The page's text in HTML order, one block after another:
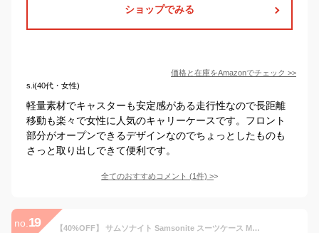
ショップでみる
価格と在庫をAmazonでチェック >>
s.i(40代・女性)
軽量素材でキャスターも安定感がある走行性なので長距離
移動も楽々で女性に人気のキャリーケースです。フロント
部分がオープンできるデザインなのでちょっとしたものも
さっと取り出しできて便利です。
全てのおすすめコメント (1件) >
no. 19 【40%OFF】 サムソナイト Samsonite スーツケース Mサイズ キャリーケース キャリーバッグ 【Volant Spinner 68 EXP】-ヴォラント- 68cm 66L-77L エキスパンダブル ダブルホイール 海外旅行 修学旅行 出張 ビジネス DY9*002 スピナー68【セール品】【返品不可】